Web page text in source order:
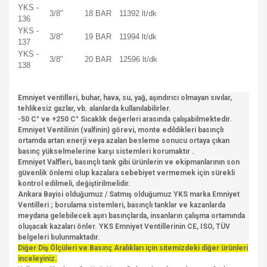
YKS -
136
3/8" 18 BAR
11392 lt/dk
YKS -
137
3/8" 19 BAR
11994 lt/dk
YKS -
138
3/8" 20 BAR 12596 lt/dk
Emniyet ventilleri, buhar, hava, su, yağ, aşındırıcı olmayan sıvılar,
tehlikesiz gazlar, vb. alanlarda kullanılabilirler.
-50 C° ve +250 C° Sıcaklık değerleri arasında çalışabilmektedir.
Emniyet Ventilinin (valfinin) görevi, monte edildikleri basınçlı
ortamda artan enerji veya azalan besleme sonucu ortaya çıkan
basınç yükselmelerine karşı sistemleri korumaktır .
Emniyet Valfleri, basınçlı tank gibi ürünlerin ve ekipmanlarının son
güvenlik önlemi olup kazalara sebebiyet vermemek için sürekli
kontrol edilmeli, değiştirilmelidir.
Ankara Bayisi olduğumuz / Satmış olduğumuz YKS marka Emniyet
Ventilleri ; borulama sistemleri, basınçlı tanklar ve kazanlarda
meydana gelebilecek aşırı basınçlarda, insanların çalışma ortamında
oluşacak kazaları önler. YKS Emniyet Ventillerinin CE, ISO, TÜV
belgeleri bulunmaktadır.
Diğer Diş Ölçüleri ve Basınç Aralıkları için sitemizdeki diğer ürünleri
inceleyiniz.